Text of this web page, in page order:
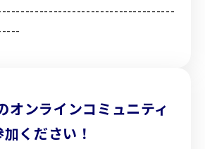
ンラインコミュニティ
ください！